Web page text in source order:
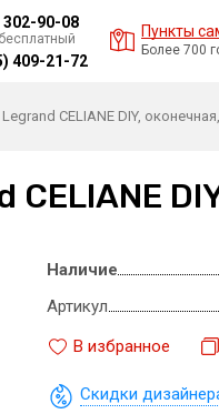
302-90-08
409-21-72
Пункты
Более 700
Legrand CELIANE DIY,
CELIANE
Наличие
Артикул
В избранное
Скидки